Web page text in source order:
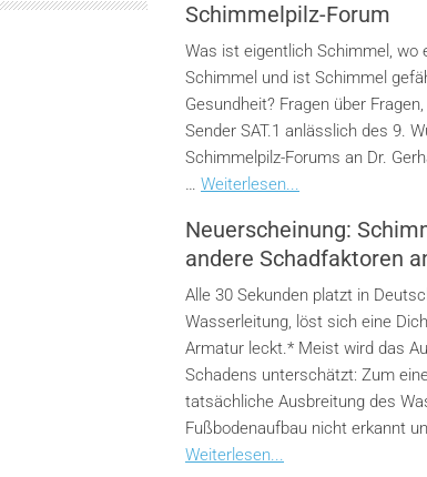
Schimmelpilz-Forum
Was ist eigentlich Schimmel, wo
Schimmel und ist Schimmel
Gesundheit? Fragen über
Sender SAT.1 anlässlich des 9.
Schimmelpilz-Forums an Dr.
… Weiterlesen...
Neuerscheinung:
andere Schadfaktoren
Alle 30 Sekunden platzt in
Wasserleitung, löst sich eine
Armatur leckt.* Meist wird das
Schadens unterschätzt: Zum
tatsächliche Ausbreitung des
Fußbodenaufbau nicht erkannt
Weiterlesen...